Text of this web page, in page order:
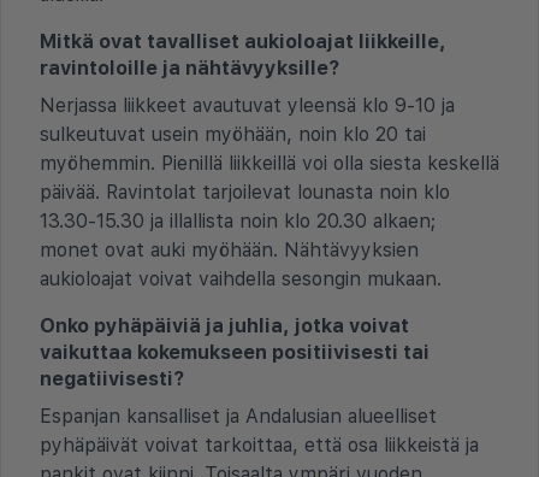
Mitkä ovat tavalliset aukioloajat liikkeille,
ravintoloille ja nähtävyyksille?
Nerjassa liikkeet avautuvat yleensä klo 9-10 ja
sulkeutuvat usein myöhään, noin klo 20 tai
myöhemmin. Pienillä liikkeillä voi olla siesta keskellä
päivää. Ravintolat tarjoilevat lounasta noin klo
13.30-15.30 ja illallista noin klo 20.30 alkaen;
monet ovat auki myöhään. Nähtävyyksien
aukioloajat voivat vaihdella sesongin mukaan.
Onko pyhäpäiviä ja juhlia, jotka voivat
vaikuttaa kokemukseen positiivisesti tai
negatiivisesti?
Espanjan kansalliset ja Andalusian alueelliset
pyhäpäivät voivat tarkoittaa, että osa liikkeistä ja